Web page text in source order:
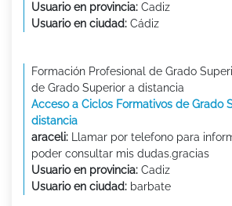
Usuario en provincia: Cadiz
Usuario en ciudad: Cádiz
Formación Profesional de Grado
de Grado Superior a distancia
Acceso a Ciclos Formativos de Grado
distancia
araceli: Llamar por telefono para
poder consultar mis dudas.gracias
Usuario en provincia: Cadiz
Usuario en ciudad: barbate